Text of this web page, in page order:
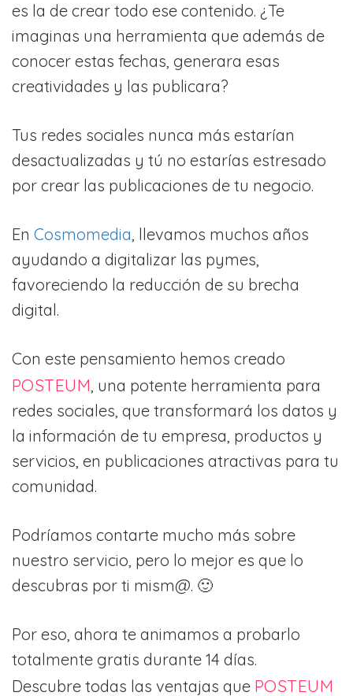
es la de crear todo ese contenido. ¿Te
imaginas una herramienta que además de
conocer estas fechas, generara esas
creatividades y las publicara?
Tus redes sociales nunca más estarían
desactualizadas y tú no estarías estresado
por crear las publicaciones de tu negocio.
En Cosmomedia, llevamos muchos años
ayudando a digitalizar las pymes,
favoreciendo la reducción de su brecha
digital.
Con este pensamiento hemos creado
POSTEUM, una potente herramienta para
redes sociales, que transformará los datos y
la información de tu empresa, productos y
servicios, en publicaciones atractivas para tu
comunidad.
Podríamos contarte mucho más sobre
nuestro servicio, pero lo mejor es que lo
descubras por ti mism@. 🙂
Por eso, ahora te animamos a probarlo
totalmente gratis durante 14 días.
Descubre todas las ventajas que POSTEUM